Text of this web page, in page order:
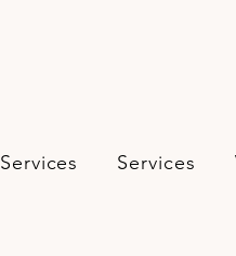
Services Services